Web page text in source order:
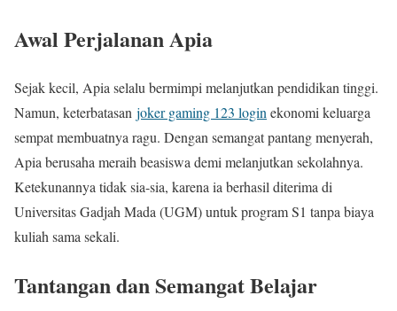
Awal Perjalanan Apia
Sejak kecil, Apia selalu bermimpi melanjutkan pendidikan tinggi.
Namun, keterbatasan joker gaming 123 login ekonomi keluarga
sempat membuatnya ragu. Dengan semangat pantang menyerah,
Apia berusaha meraih beasiswa demi melanjutkan sekolahnya.
Ketekunannya tidak sia-sia, karena ia berhasil diterima di
Universitas Gadjah Mada (UGM) untuk program S1 tanpa biaya
kuliah sama sekali.
Tantangan dan Semangat Belajar